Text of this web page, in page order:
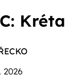
Kréta
2026